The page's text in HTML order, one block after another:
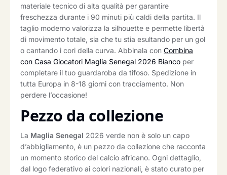
materiale tecnico di alta qualità per garantire
freschezza durante i 90 minuti più caldi della partita. Il
taglio moderno valorizza la silhouette e permette libertà
di movimento totale, sia che tu stia esultando per un gol
o cantando i cori della curva. Abbinala con Combina
con Casa Giocatori Maglia Senegal 2026 Bianco per
completare il tuo guardaroba da tifoso. Spedizione in
tutta Europa in 8-18 giorni con tracciamento. Non
perdere l’occasione!
Pezzo da collezione
La Maglia Senegal 2026 verde non è solo un capo
d’abbigliamento, è un pezzo da collezione che racconta
un momento storico del calcio africano. Ogni dettaglio,
dal logo federativo ai colori nazionali, è stato curato per